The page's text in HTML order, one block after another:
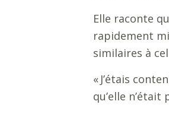
Elle raconte
rapidement
similaires à
« J’étais
qu’elle n’était